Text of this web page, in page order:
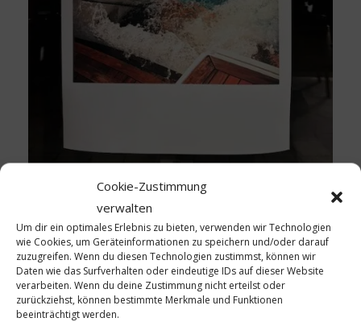
Cookie-Zustimmung
verwalten
Um dir ein optimales Erlebnis zu bieten, verwenden wir Technologien
wie Cookies, um Geräteinformationen zu speichern und/oder darauf
zuzugreifen. Wenn du diesen Technologien zustimmst, können wir
Daten wie das Surfverhalten oder eindeutige IDs auf dieser Website
verarbeiten. Wenn du deine Zustimmung nicht erteilst oder
zurückziehst, können bestimmte Merkmale und Funktionen
beeinträchtigt werden.
Gerald Huft